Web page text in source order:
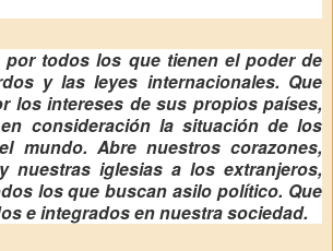
todos los que tienen el poder de
y las leyes internacionales. Que
los intereses de sus propios países,
consideración la situación de los
mundo. Abre nuestros corazones,
nuestras iglesias a los extranjeros,
los que buscan asilo político. Que
e integrados en nuestra sociedad.